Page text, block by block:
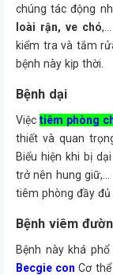
chúng tác động
loài rận, ve chó
kiểm tra và tắm
bệnh này kịp thời.
Bệnh dại
Việc tiêm phòng
thiết và quan
Biểu hiện khi bị
trở nên hung
tiêm phòng đầy đủ
Bệnh viêm
Bệnh này khá
Becgie con Cơ